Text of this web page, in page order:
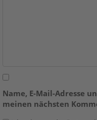
Name, E-Mail-Adresse
meinen nächsten